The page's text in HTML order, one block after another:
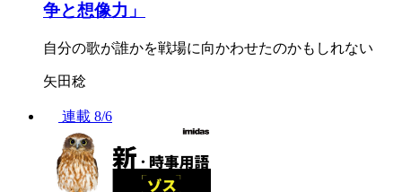
争と想像力」
自分の歌が誰かを戦場に向かわせたのかもしれない
矢田稔
連載 8/6